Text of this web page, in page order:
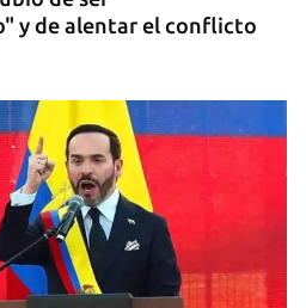
y de alentar el conflicto